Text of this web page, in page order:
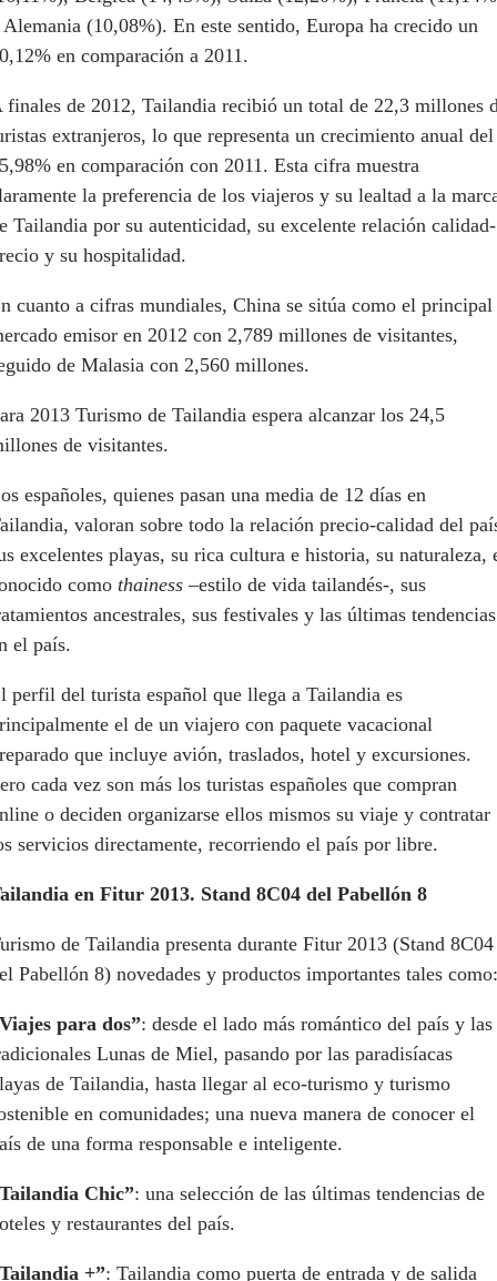
(10,08%). En este sentido, Europa ha crecido un
en comparación a 2011.
finales de 2012, Tailandia recibió un total de 22,3 millones
extranjeros, lo que representa un crecimiento anual del
en comparación con 2011. Esta cifra muestra
la preferencia de los viajeros y su lealtad a la
Tailandia por su autenticidad, su excelente relación calidad-
y su hospitalidad.
cuanto a cifras mundiales, China se sitúa como el principal
emisor en 2012 con 2,789 millones de visitantes,
de Malasia con 2,560 millones.
2013 Turismo de Tailandia espera alcanzar los 24,5
de visitantes.
españoles, quienes pasan una media de 12 días en
valoran sobre todo la relación precio-calidad del
excelentes playas, su rica cultura e historia, su naturaleza,
como thainess –estilo de vida tailandés-, sus
ancestrales, sus festivales y las últimas tendencias
el país.
perfil del turista español que llega a Tailandia es
el de un viajero con paquete vacacional
que incluye avión, traslados, hotel y excursiones.
cada vez son más los turistas españoles que compran
o deciden organizarse ellos mismos su viaje y contratar
servicios directamente, recorriendo el país por libre.
en Fitur 2013. Stand 8C04 del Pabellón 8
de Tailandia presenta durante Fitur 2013 (Stand 8C04
Pabellón 8) novedades y productos importantes tales como:
para dos”: desde el lado más romántico del país y las
Lunas de Miel, pasando por las paradisíacas
de Tailandia, hasta llegar al eco-turismo y turismo
en comunidades; una nueva manera de conocer el
de una forma responsable e inteligente.
Chic”: una selección de las últimas tendencias de
y restaurantes del país.
+”: Tailandia como puerta de entrada y de salida